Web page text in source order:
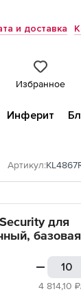
и доставка
Избранное
Инферит
Артикул:
для
базовая
4 814,10